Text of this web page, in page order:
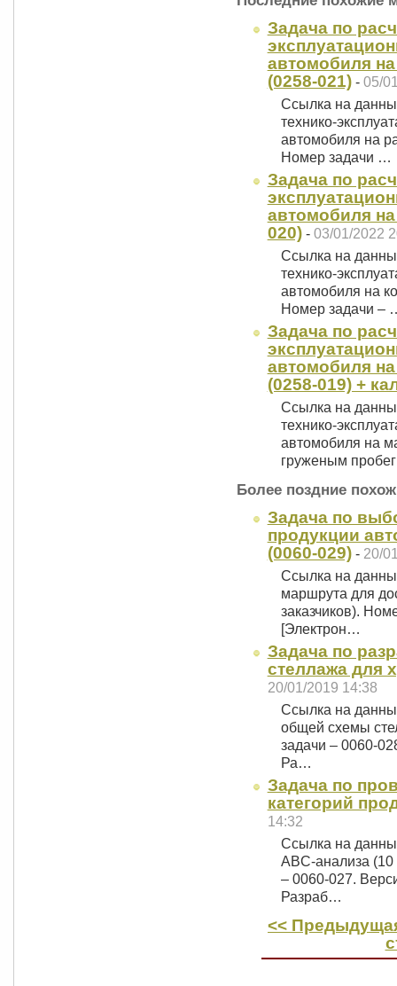
Задача по
автомобиля
(0258-021)- 05/
Ссылка на
технико-
автомобиля на
Номер задачи …
Задача по
автомобиля
020)- 03/01/2022
Ссылка на
технико-
автомобиля на
Номер задачи –
Задача по
автомобиля
(0258-019) +
Ссылка на
технико-
автомобиля на
груженым
Более поздние
Задача по
продукции
(0060-029)- 20/
Ссылка на
маршрута для
заказчиков).
[Электрон…
Задача по
стеллажа для
20/01/2019 14:38
Ссылка на
общей схемы
задачи – 0060-
Ра…
Задача по
категорий
14:32
Ссылка на
ABC-анализа (10
– 0060-027.
Разраб…
<<